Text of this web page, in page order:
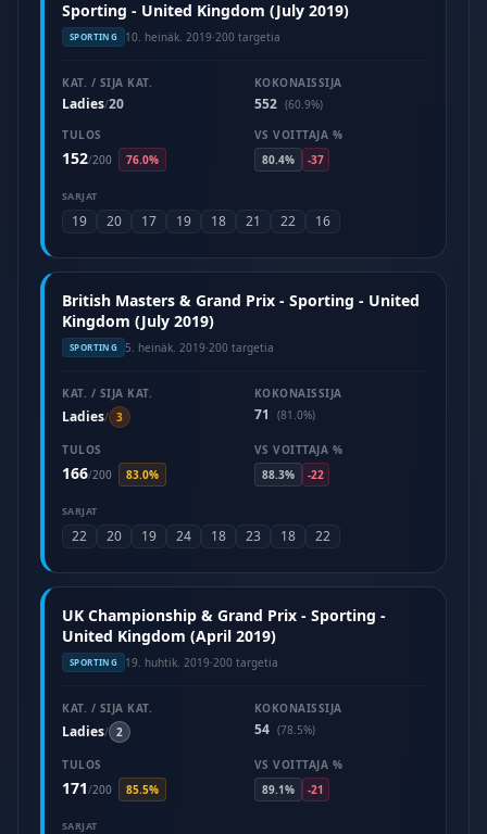
Sporting - United Kingdom (July 2019)
SPORTING 10. heinäk. 2019·200 targetia
KAT. / SIJA KAT.
Ladies/20
KOKONAISSIJA
552 (60.9%)
TULOS
152/200 76.0%
VS VOITTAJA %
80.4%
-37
SARJAT
19 20 17 19 18 21 22 16
British Masters & Grand Prix - Sporting - United
Kingdom (July 2019)
SPORTING 5. heinäk. 2019·200 targetia
KAT. / SIJA KAT.
Ladies/ 3
KOKONAISSIJA
71 (81.0%)
TULOS
166/200 83.0%
VS VOITTAJA %
88.3%
-22
SARJAT
22 20 19 24 18 23 18 22
UK Championship & Grand Prix - Sporting -
United Kingdom (April 2019)
SPORTING 19. huhtik. 2019·200 targetia
KAT. / SIJA KAT.
Ladies/ 2
KOKONAISSIJA
54 (78.5%)
TULOS
171/200 85.5%
VS VOITTAJA %
89.1%
-21
SARJAT